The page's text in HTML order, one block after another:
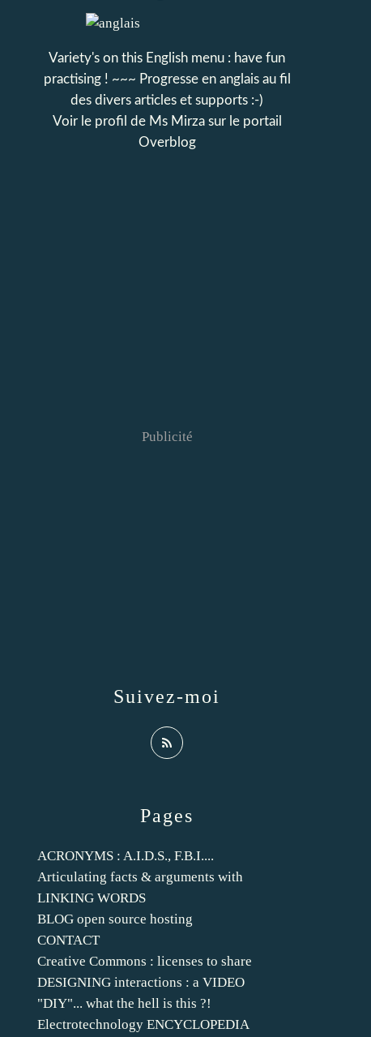
Pages
ACRONYMS : A.I.D.S., F.B.I....
Articulating facts & arguments with
LINKING WORDS
BLOG open source hosting
CONTACT
Creative Commons : licenses to share
DESIGNING interactions : a VIDEO
"DIY"... what the hell is this ?!
Electrotechnology ENCYCLOPEDIA
Variety's on this English menu : have fun
practising ! ~~~ Progresse en anglais au fil
des divers articles et supports :-)
Voir le profil de Ms Mirzasur le portail
Overblog
Suivez-moi
Publicité